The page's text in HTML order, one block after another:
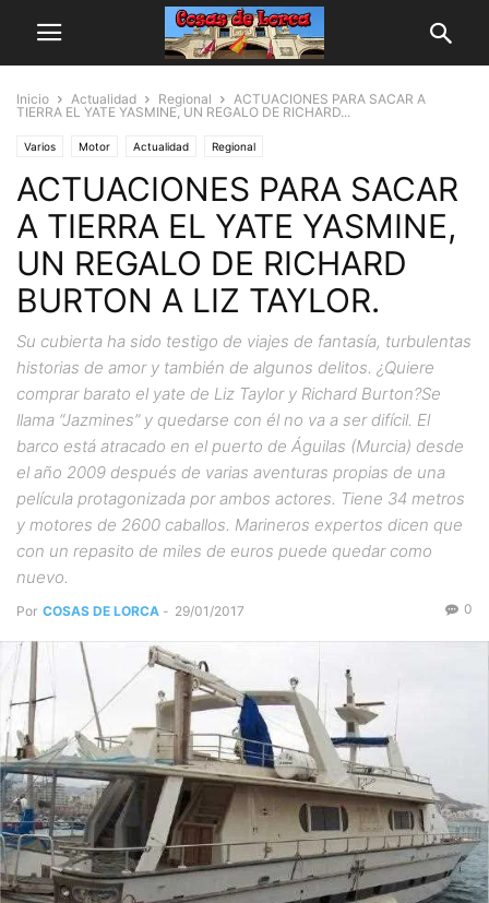
Inicio Actualidad Regional
ACTUACIONES PARA SACAR A
TIERRA EL YATE YASMINE, UN REGALO DE RICHARD...
Varios Motor Actualidad Regional
ACTUACIONES PARA SACAR
A TIERRA EL YATE YASMINE,
UN REGALO DE RICHARD
BURTON A LIZ TAYLOR.
Su cubierta ha sido testigo de viajes de fantasía, turbulentas
historias de amor y también de algunos delitos. ¿Quiere
comprar barato el yate de Liz Taylor y Richard Burton?Se
llama “Jazmines” y quedarse con él no va a ser difícil. El
barco está atracado en el puerto de Águilas (Murcia) desde
el año 2009 después de varias aventuras propias de una
película protagonizada por ambos actores. Tiene 34 metros
y motores de 2600 caballos. Marineros expertos dicen que
con un repasito de miles de euros puede quedar como
nuevo.
Por COSAS DE LORCA - 29/01/2017 0